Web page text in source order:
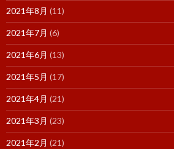
2021年8月 (11)
2021年7月 (6)
2021年6月 (13)
2021年5月 (17)
2021年4月 (21)
2021年3月 (23)
2021年2月 (21)